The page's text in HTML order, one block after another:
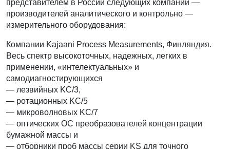
представителем в России следующих компаний —
производителей аналитического и контрольно —
измерительного оборудования:
Компании Kajaani Process Measurements, Финляндия.
Весь спектр высокоточных, надежных, легких в
применении, «интелектуальных» и
самодиагностирующихся
— лезвийных KC/3,
— ротационных KC/5
— микроволновых KC/7
— оптических ОС преобразователей концентрации
бумажной массы и
— отборники проб массы серии KS для точного